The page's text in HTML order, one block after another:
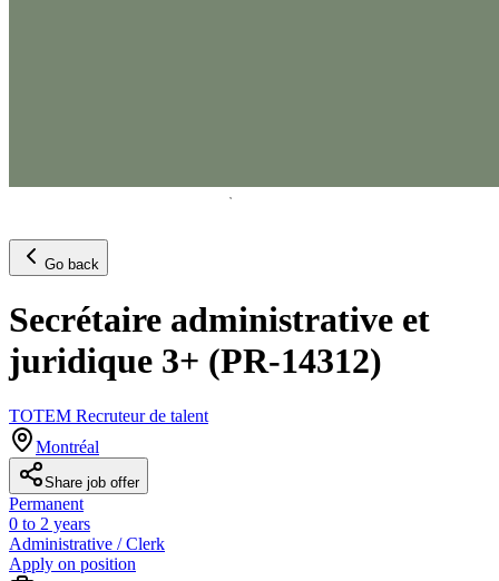
Go back
Secrétaire administrative et
juridique 3+ (PR-14312)
TOTEM Recruteur de talent
Montréal
Share job offer
Permanent
0 to 2 years
Administrative / Clerk
Apply on position